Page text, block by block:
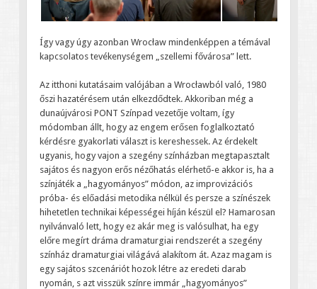
Így vagy úgy azonban Wrocław mindenképpen a témával
kapcsolatos tevékenységem „szellemi fővárosa” lett.
Az itthoni kutatásaim valójában a Wrocławból való, 1980
őszi hazatérésem után elkezdődtek. Akkoriban még a
dunaújvárosi PONT Színpad vezetője voltam, így
módomban állt, hogy az engem erősen foglalkoztató
kérdésre gyakorlati választ is kereshessek. Az érdekelt
ugyanis, hogy vajon a szegény színházban megtapasztalt
sajátos és nagyon erős nézőhatás elérhető-e akkor is, ha a
színjáték a „hagyományos” módon, az improvizációs
próba- és előadási metodika nélkül és persze a színészek
hihetetlen technikai képességei híján készül el? Hamarosan
nyilvánvaló lett, hogy ez akár meg is valósulhat, ha egy
előre megírt dráma dramaturgiai rendszerét a szegény
színház dramaturgiai világává alakítom át. Azaz magam is
egy sajátos szcenáriót hozok létre az eredeti darab
nyomán, s azt visszük színre immár „hagyományos”